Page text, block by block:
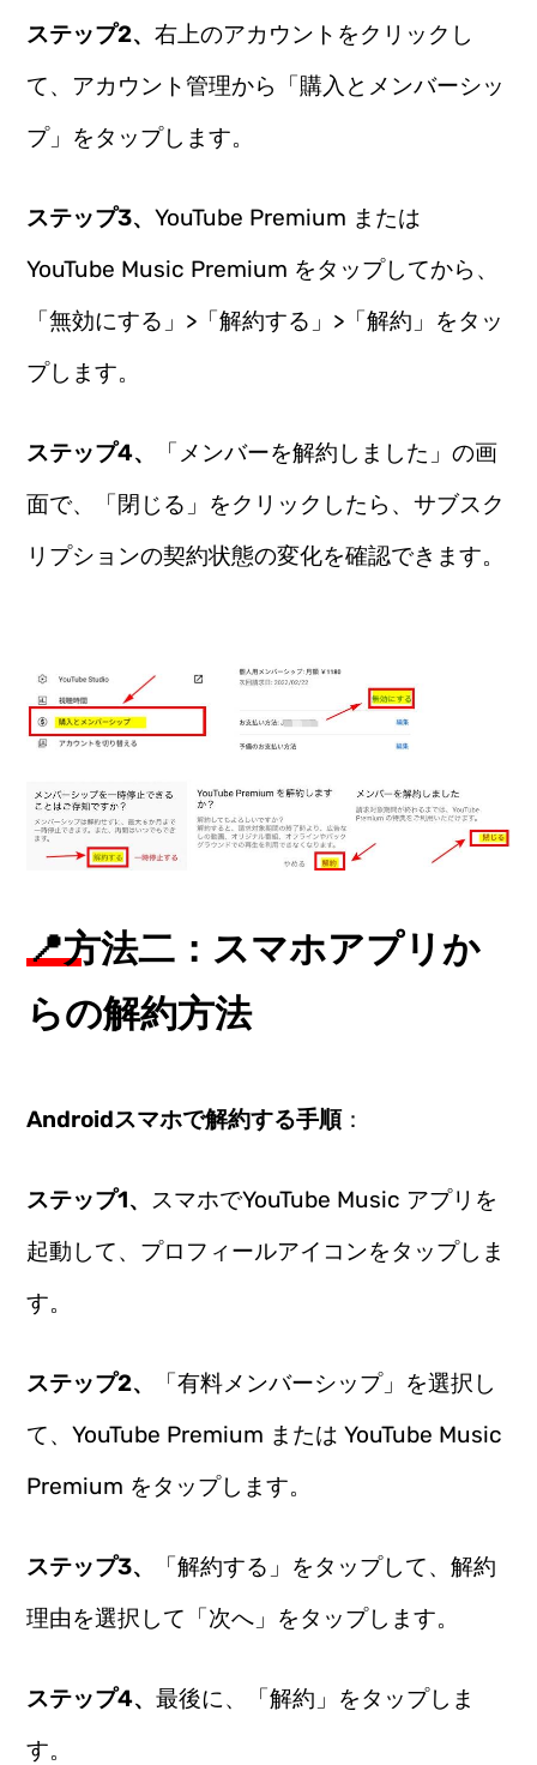
ステップ2、右上のアカウントをクリックし
て、アカウント管理から「購入とメンバーシッ
プ」をタップします。
ステップ3、YouTube Premium または
YouTube Music Premium をタップしてから、
「無効にする」>「解約する」>「解約」をタッ
プします。
ステップ4、
「メンバーを解約しました」の画
面で、「閉じる」をクリックしたら、サブスク
リプションの契約状態の変化を確認できます。
📍方法二：スマホアプリか
らの解約方法
Androidスマホで解約する手順：
ステップ1、 スマホでYouTube Music アプリを
起動して、プロフィールアイコンをタップしま
す。
ステップ2、
「有料メンバーシップ」を選択し
て、YouTube Premium または YouTube Music
Premium をタップします。
ステップ3、
「解約する」をタップして、解約
理由を選択して「次へ」をタップします。
ステップ4、最後に、「解約」をタップしま
す。